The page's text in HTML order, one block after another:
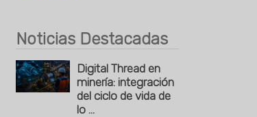
Noticias Destacadas
Digital Thread en
minería: integración
del ciclo de vida de
lo ...